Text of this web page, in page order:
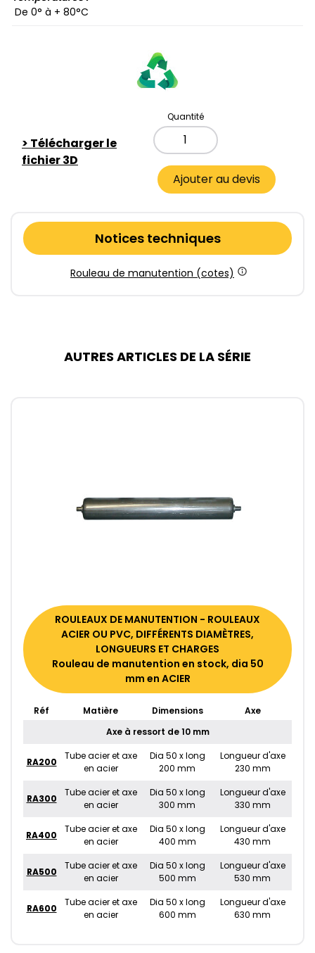
De 0​° à + 80​°C
> Télécharger le
fichier 3D
Quantité
Ajouter au devis
Notices techniques
Rouleau de manutention (cotes)
AUTRES ARTICLES DE LA SÉRIE
ROULEAUX DE MANUTENTION - ROULEAUX
ACIER OU PVC, DIFFÉRENTS DIAMÈTRES,
LONGUEURS ET CHARGES
Rouleau de manutention en stock, dia 50
mm en ACIER
Réf Matière Dimensions
Axe
Axe à ressort de 10 mm
RA200
Tube acier et axe
en acier
Dia 50 x long
200 mm
Longueur d'axe
230 mm
RA300
Tube acier et axe
en acier
Dia 50 x long
300 mm
Longueur d'axe
330 mm
RA400
Tube acier et axe
en acier
Dia 50 x long
400 mm
Longueur d'axe
430 mm
RA500
Tube acier et axe
en acier
Dia 50 x long
500 mm
Longueur d'axe
530 mm
RA600
Tube acier et axe
en acier
Dia 50 x long
600 mm
Longueur d'axe
630 mm